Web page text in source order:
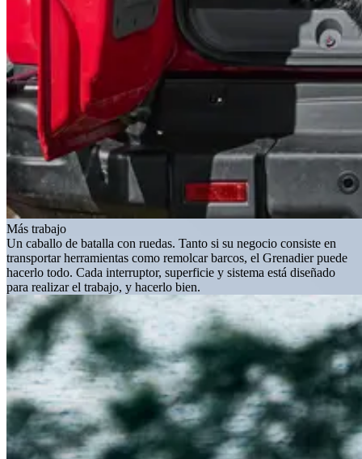
Más trabajo
Un caballo de batalla con ruedas. Tanto si su negocio consiste en
transportar herramientas como remolcar barcos, el Grenadier puede
hacerlo todo. Cada interruptor, superficie y sistema está diseñado
para realizar el trabajo, y hacerlo bien.